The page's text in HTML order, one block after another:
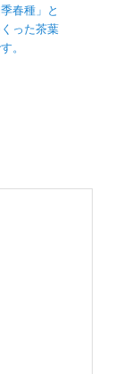
春種」と
った茶葉
。